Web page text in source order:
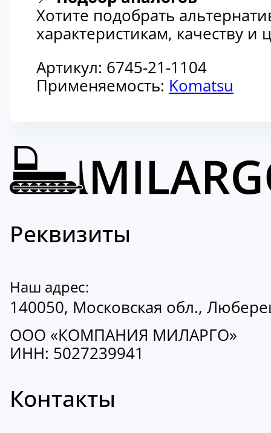
Хотите подобрать
характеристикам, качеству
Артикул: 6745-21-1104
Применяемость: Komatsu
Реквизиты
Наш адрес:
140050, Московская обл.,
ООО «КОМПАНИЯ МИЛАРГО»
ИНН: 5027239941
Контакты